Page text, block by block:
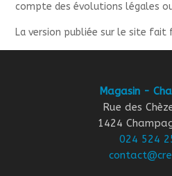
compte des évolutions légales
La version publiée sur le site fait
Magasin -
Rue des
1424
024 524